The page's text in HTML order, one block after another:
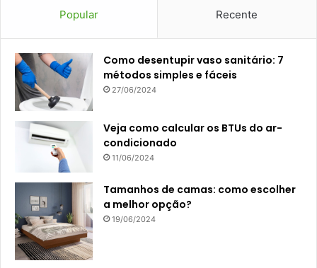
Popular Recente
Como desentupir vaso sanitário: 7
métodos simples e fáceis
27/06/2024
Veja como calcular os BTUs do ar-
condicionado
11/06/2024
Tamanhos de camas: como escolher
a melhor opção?
19/06/2024